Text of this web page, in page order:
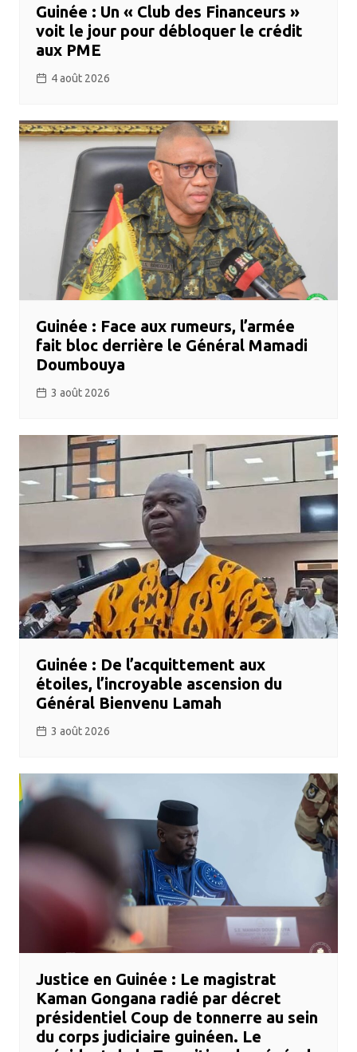
Guinée : Un « Club des Financeurs »
voit le jour pour débloquer le crédit
aux PME
4 août 2026
Guinée : Face aux rumeurs, l’armée
fait bloc derrière le Général Mamadi
Doumbouya
3 août 2026
Guinée : De l’acquittement aux
étoiles, l’incroyable ascension du
Général Bienvenu Lamah
3 août 2026
​Justice en Guinée : Le magistrat
Kaman Gongana radié par décret
présidentiel ​Coup de tonnerre au sein
du corps judiciaire guinéen. Le